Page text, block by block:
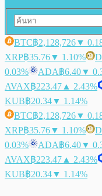
BTC฿2,128,726▼
XRP฿35.76▼ 1.10%
0.03%
ADA฿6.40▼
AVAX฿223.47 ▲ 2.43%
KUB฿20.34▼ 1.14%
BTC฿2,128,726▼
XRP฿35.76▼ 1.10%
0.03%
ADA฿6.40▼
AVAX฿223.47 ▲ 2.43%
KUB฿20.34▼ 1.14%